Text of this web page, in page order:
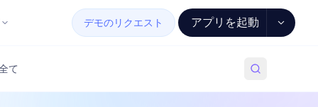
デモのリクエスト アプリを起動
て